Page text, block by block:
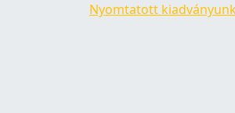
Nyomtatott